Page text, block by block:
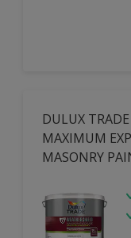
DULUX
MAXIMUM
MASONRY